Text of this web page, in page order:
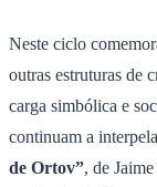
Neste ciclo
outras estruturas de
carga simbólica e
continuam a
de Ortov”, de